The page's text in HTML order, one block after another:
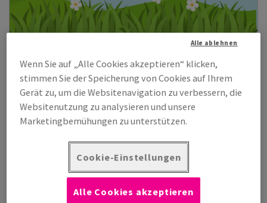
Recycling-Papiere kaufen und Bienenpate werden?
(Mehr erfahren)
Wenn Sie auf „Alle Cookies akzeptieren“ klicken,
stimmen Sie der Speicherung von Cookies auf Ihrem
Gerät zu, um die Websitenavigation zu verbessern, die
Websitenutzung zu analysieren und unsere
Marketingbemühungen zu unterstützen.
Cookie-Einstellungen
Alle ablehnen
Alle Cookies akzeptieren